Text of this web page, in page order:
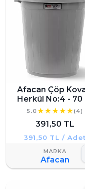
Afacan Çöp
Herkül No:4 - 70
5.0 (4)
391,50 TL
391,50 TL / Adet
Afacan